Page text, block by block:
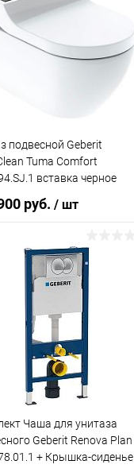
в 1 клик
Под заказ
подвесной Geberit
Tuma Comfort
вставка черное
руб. / шт
В корзину
в 1 клик
Чаша для унитаза
Geberit Renova Plan
+ Крышка-сиденье